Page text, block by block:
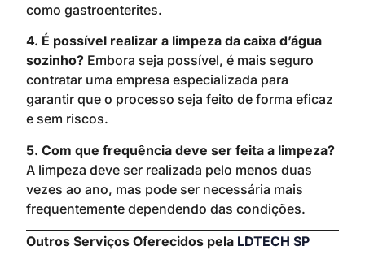
como gastroenterites.
4. É possível realizar a limpeza da caixa d’água
sozinho? Embora seja possível, é mais seguro
contratar uma empresa especializada para
garantir que o processo seja feito de forma eficaz
e sem riscos.
5. Com que frequência deve ser feita a limpeza?
A limpeza deve ser realizada pelo menos duas
vezes ao ano, mas pode ser necessária mais
frequentemente dependendo das condições.
Outros Serviços Oferecidos pela LDTECH SP